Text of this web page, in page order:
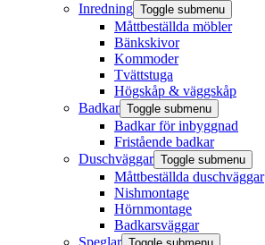
Inredning Toggle submenu
Måttbeställda möbler
Bänkskivor
Kommoder
Tvättstuga
Högskåp & väggskåp
Badkar Toggle submenu
Badkar för inbyggnad
Fristående badkar
Duschväggar Toggle submenu
Måttbeställda duschväggar
Nishmontage
Hörnmontage
Badkarsväggar
Speglar